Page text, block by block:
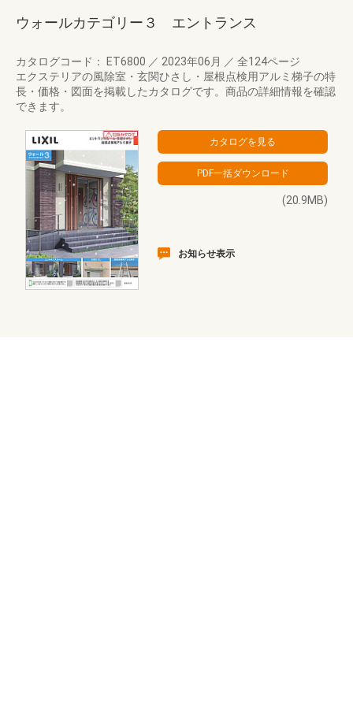
ウォールカテゴリー３ エントランス
カタログコード： ET6800 ／ 2023年06月 ／ 全124ページ
エクステリアの風除室・玄関ひさし・屋根点検用アルミ梯子の特
長・価格・図面を掲載したカタログです。商品の詳細情報を確認
できます。
(20.9MB)
お知らせ表示